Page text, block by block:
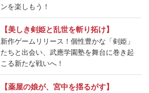
ンを楽しもう！
【美しき剣姫と乱世を斬り拓け】
新作ゲームリリース！個性豊かな「剣姫」
たちと出会い、武應学園塾を舞台に巻き起
こる新たな戦いへ！
【薬屋の娘が、宮中を揺るがす】